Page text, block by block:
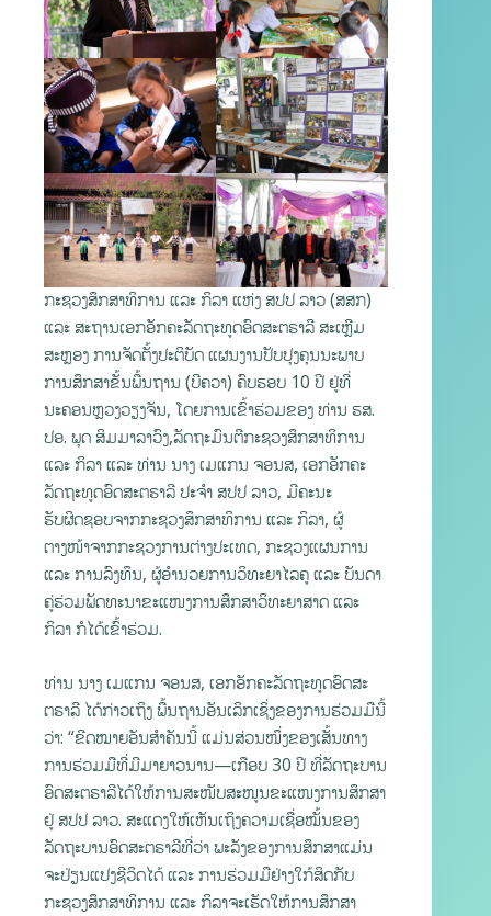
ກະຊວງສຶກສາທິການ ແລະ ກິລາ ແຫ່ງ ສປປ ລາວ (ສສກ)
ແລະ ສະຖານເອກອັກຄະລັດຖະທູດອົດສະຕຣາລີ ສະເຫຼີມ
ສະຫຼອງ ການຈັດຕັ້ງປະຕິບັດ ແຜນງານປັບປຸງຄຸນນະພາບ
ການສຶກສາຂັ້ນພື້ນຖານ (ບີຄວາ) ຄົບຮອບ 10 ປີ ຢູ່ທີ່
ນະຄອນຫຼວງວຽງຈັນ, ໂດຍການເຂົ້າຮ່ວມຂອງ ທ່ານ ຮສ.
ປອ. ພຸດ ສິມມາລາວົງ,ລັດຖະມົນຕີກະຊວງສຶກສາທິການ
ແລະ ກິລາ ແລະ ທ່ານ ນາງ ເມແກນ ຈອນສ, ເອກອັກຄະ
ລັດຖະທູດອົດສະຕຣາລີ ປະຈຳ ສປປ ລາວ, ມີຄະນະ
ຮັບຜິດຊອບຈາກກະຊວງສຶກສາທິການ ແລະ ກິລາ, ຜູ້
ຕາງໜ້າຈາກກະຊວງການຕ່າງປະເທດ, ກະຊວງແຜນການ
ແລະ ການລົງທຶນ, ຜູ້ອຳນວຍການວິທະຍາໄລຄູ ແລະ ບັນດາ
ຄູ່ຮ່ວມພັດທະນາຂະແໜງການສຶກສາວິທະຍາສາດ ແລະ
ກິລາ ກໍໄດ້ເຂົ້າຮ່ວມ.
ທ່ານ ນາງ ເມແກນ ຈອນສ, ເອກອັກຄະລັດຖະທູດອົດສະ
ຕຣາລີ ໄດ້ກ່າວເຖິງ ພື້ນຖານອັນເລິກເຊິ່ງຂອງການຮ່ວມມືນີ້
ວ່າ: “ຂີດໝາຍອັນສຳຄັນນີ້ ແມ່ນສ່ວນໜຶ່ງຂອງເສັ້ນທາງ
ການຮ່ວມມືທີ່ມີມາຍາວນານ—ເກືອບ 30 ປີ ທີ່ລັດຖະບານ
ອົດສະຕຣາລີໄດ້ໃຫ້ການສະໜັບສະໜູນຂະແໜງການສຶກສາ
ຢູ່ ສປປ ລາວ. ສະແດງໃຫ້ເຫັນເຖິງຄວາມເຊື່ອໝັ້ນຂອງ
ລັດຖະບານອົດສະຕຣາລີທີ່ວ່າ ພະລັງຂອງການສຶກສາແມ່ນ
ຈະປ່ຽນແປງຊີວິດໄດ້ ແລະ ການຮ່ວມມືຢ່າງໃກ້ສິດກັບ
ກະຊວງສຶກສາທິການ ແລະ ກິລາຈະເຮັດໃຫ້ການສຶກສາ